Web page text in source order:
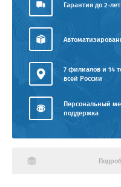
Гарантия до 2-
7 филиалов и 14
всей России
Персональный
поддержка